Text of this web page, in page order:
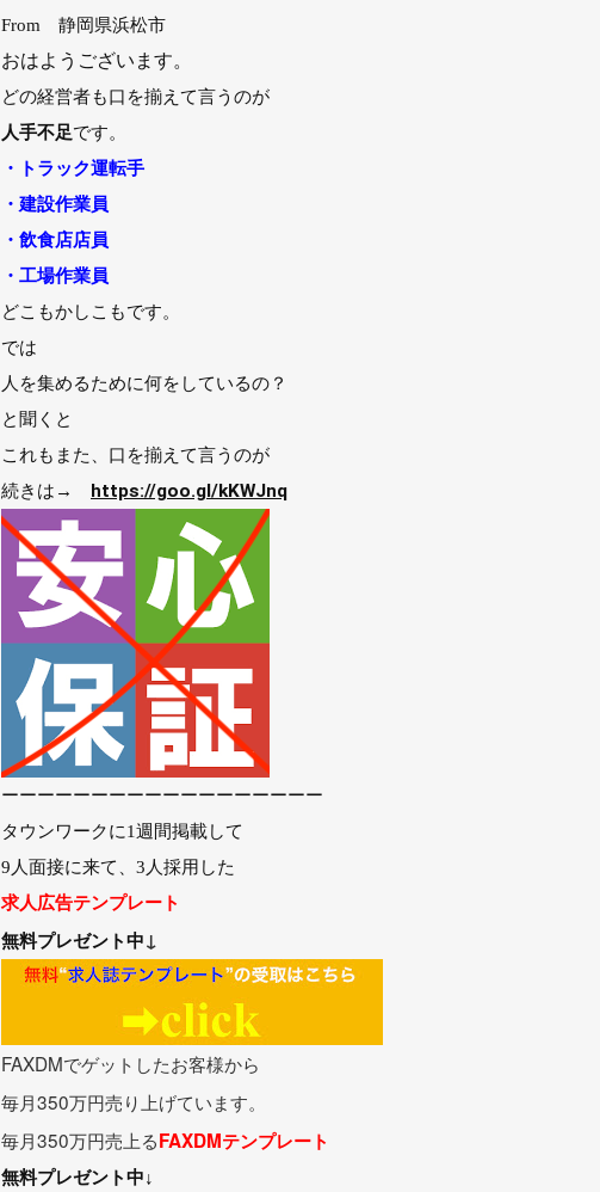
From 静岡県浜松市
おはようございます。
どの経営者も口を揃えて言うのが
人手不足です。
・トラック運転手
・建設作業員
・飲食店店員
・工場作業員
どこもかしこもです。
では
人を集めるために何をしているの？
と聞くと
これもまた、口を揃えて言うのが
続きは→ https://goo.gl/kKWJnq
ーーーーーーーーーーーーーーーーーー
タウンワークに1週間掲載して
9人面接に来て、3人採用した
求人広告テンプレート
無料プレゼント中↓
FAXDMでゲットしたお客様から
毎月350万円売り上げています。
毎月350万円売上るFAXDMテンプレート
無料プレゼント中↓